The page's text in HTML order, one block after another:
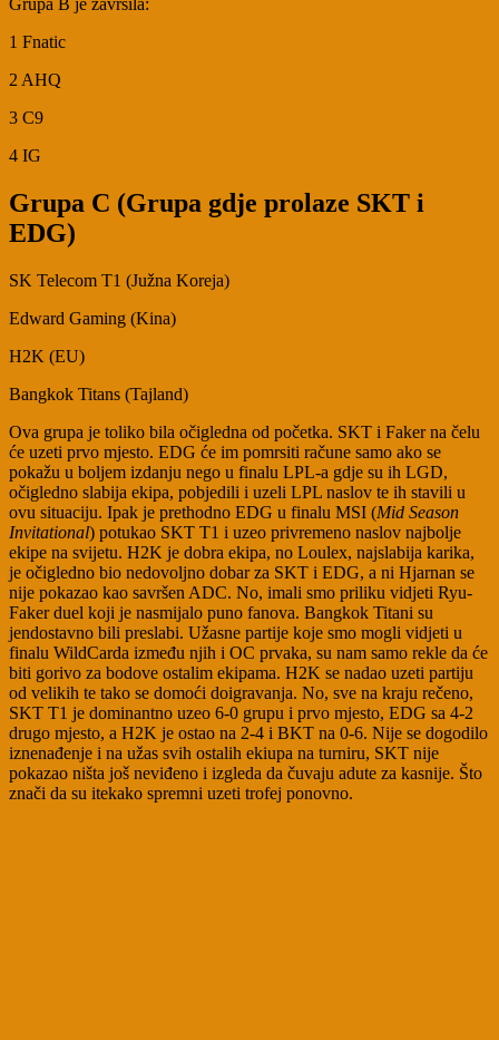
1 Fnatic
2 AHQ
3 C9
4 IG
Grupa C (Grupa gdje prolaze SKT i
EDG)
SK Telecom T1 (Južna Koreja)
Edward Gaming (Kina)
H2K (EU)
Bangkok Titans (Tajland)
Ova grupa je toliko bila očigledna od početka. SKT i Faker na čelu
će uzeti prvo mjesto. EDG će im pomrsiti račune samo ako se
pokažu u boljem izdanju nego u finalu LPL-a gdje su ih LGD,
očigledno slabija ekipa, pobjedili i uzeli LPL naslov te ih stavili u
ovu situaciju. Ipak je prethodno EDG u finalu MSI (Mid Season
Invitational) potukao SKT T1 i uzeo privremeno naslov najbolje
ekipe na svijetu. H2K je dobra ekipa, no Loulex, najslabija karika,
je očigledno bio nedovoljno dobar za SKT i EDG, a ni Hjarnan se
nije pokazao kao savršen ADC. No, imali smo priliku vidjeti Ryu-
Faker duel koji je nasmijalo puno fanova. Bangkok Titani su
jendostavno bili preslabi. Užasne partije koje smo mogli vidjeti u
finalu WildCarda između njih i OC prvaka, su nam samo rekle da će
biti gorivo za bodove ostalim ekipama. H2K se nadao uzeti partiju
od velikih te tako se domoći doigravanja. No, sve na kraju rečeno,
SKT T1 je dominantno uzeo 6-0 grupu i prvo mjesto, EDG sa 4-2
drugo mjesto, a H2K je ostao na 2-4 i BKT na 0-6. Nije se dogodilo
iznenađenje i na užas svih ostalih ekiupa na turniru, SKT nije
pokazao ništa još neviđeno i izgleda da čuvaju adute za kasnije. Što
znači da su itekako spremni uzeti trofej ponovno.